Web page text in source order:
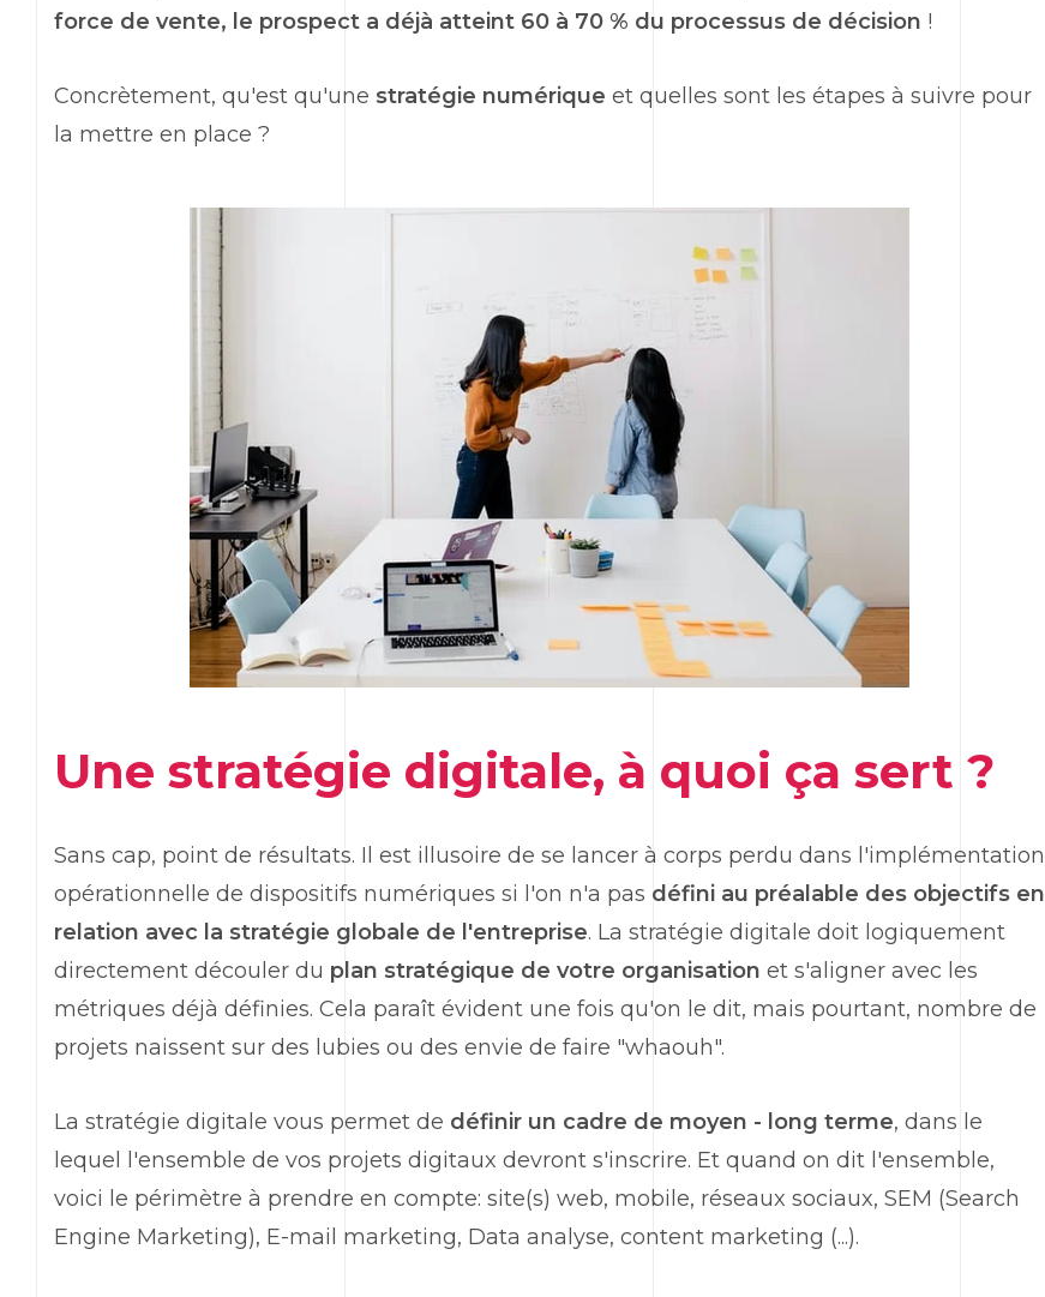
force de vente, le prospect a déjà atteint 60 à 70 % du processus de décision !
Concrètement, qu'est qu'une stratégie numérique et quelles sont les étapes à suivre pour
la mettre en place ?
Une stratégie digitale, à quoi ça sert ?
Sans cap, point de résultats. Il est illusoire de se lancer à corps perdu dans l'implémentation
opérationnelle de dispositifs numériques si l'on n'a pas défini au préalable des objectifs en
relation avec la stratégie globale de l'entreprise. La stratégie digitale doit logiquement
directement découler du plan stratégique de votre organisation et s'aligner avec les
métriques déjà définies. Cela paraît évident une fois qu'on le dit, mais pourtant, nombre de
projets naissent sur des lubies ou des envie de faire "whaouh".
La stratégie digitale vous permet de définir un cadre de moyen - long terme, dans le
lequel l'ensemble de vos projets digitaux devront s'inscrire. Et quand on dit l'ensemble,
voici le périmètre à prendre en compte: site(s) web, mobile, réseaux sociaux, SEM (Search
Engine Marketing), E-mail marketing, Data analyse, content marketing (...).